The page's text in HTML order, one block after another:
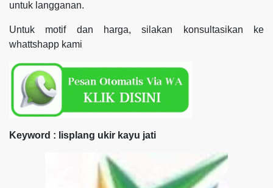
untuk langganan.
Untuk motif dan harga, silakan konsultasikan ke
whattshapp kami
Keyword : lisplang ukir kayu jati